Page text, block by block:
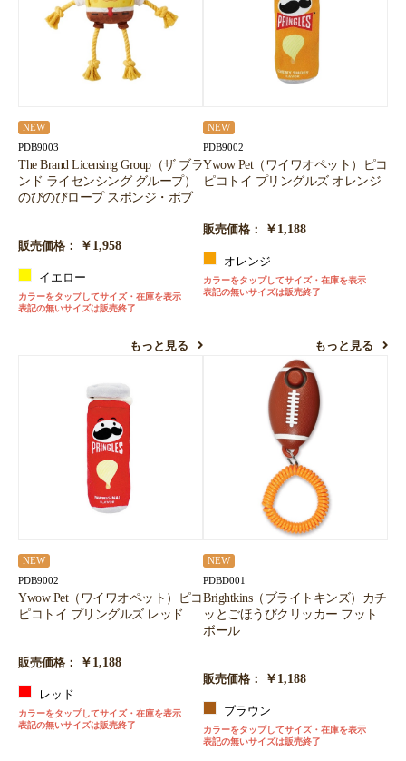
NEW
PDB9003
The Brand Licensing Group（ザ ブラ
ンド ライセンシング グループ）
のびのびロープ スポンジ・ボブ
販売価格： ￥1,958
イエロー
カラーをタップしてサイズ・在庫を表示
表記の無いサイズは販売終了
もっと見る
NEW
PDB9002
Ywow Pet（ワイワオペット）ピコ
ピコトイ プリングルズ オレンジ
販売価格： ￥1,188
オレンジ
カラーをタップしてサイズ・在庫を表示
表記の無いサイズは販売終了
もっと見る
NEW
PDB9002
Ywow Pet（ワイワオペット）ピコ
ピコトイ プリングルズ レッド
販売価格： ￥1,188
レッド
カラーをタップしてサイズ・在庫を表示
表記の無いサイズは販売終了
NEW
PDBD001
Brightkins（ブライトキンズ）カチ
ッとごほうびクリッカー フット
ボール
販売価格： ￥1,188
ブラウン
カラーをタップしてサイズ・在庫を表示
表記の無いサイズは販売終了